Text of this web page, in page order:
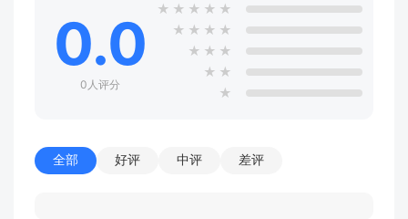
0.0
0人评分
★ ★ ★ ★ ★
★ ★ ★ ★
★ ★ ★
★ ★
★
全部 好评 中评 差评